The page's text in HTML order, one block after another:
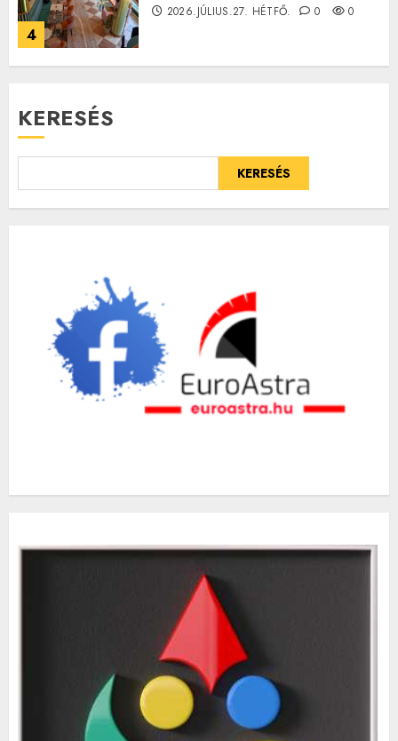
4
2026.JÚLIUS.27. HÉTFŐ. 0 0
KERESÉS
KERESÉS